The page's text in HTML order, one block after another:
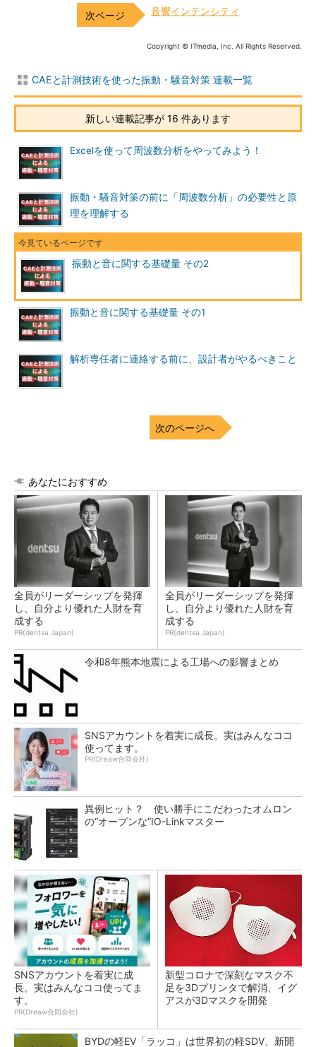
音響インテンシティ
Copyright © ITmedia, Inc. All Rights Reserved.
CAEと計測技術を使った振動・騒音対策 連載一覧
新しい連載記事が 16 件あります
Excelを使って周波数分析をやってみよう！
振動・騒音対策の前に「周波数分析」の必要性と原
理を理解する
振動と音に関する基礎量 その2
振動と音に関する基礎量 その1
解析専任者に連絡する前に、設計者がやるべきこと
次のページへ
あなたにおすすめ
全員がリーダーシップを発揮
し、自分より優れた人財を育
成する
PR(dentsu Japan)
全員がリーダーシップを発揮
し、自分より優れた人財を育
成する
PR(dentsu Japan)
令和8年熊本地震による工場への影響まとめ
SNSアカウントを着実に成長。実はみんなココ
使ってます。
PR(Dreaw合同会社)
異例ヒット？ 使い勝手にこだわったオムロン
の“オープンな”IO-Linkマスター
SNSアカウントを着実に成
長。実はみんなココ使ってま
す。
PR(Dreaw合同会社)
新型コロナで深刻なマスク不
足を3Dプリンタで解消、イグ
アスが3Dマスクを開発
BYDの軽EV「ラッコ」は世界初の軽SDV、新開